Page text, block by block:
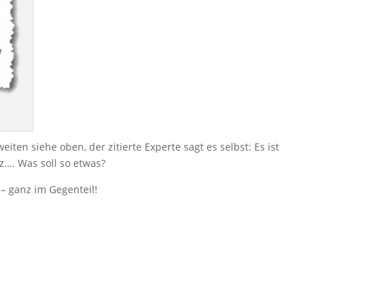
siehe oben, der zitierte Experte sagt es selbst: Es ist
Was soll so etwas?
ganz im Gegenteil!